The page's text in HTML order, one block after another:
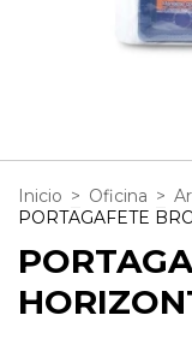
Inicio > Oficina >
PORTAGAFETE